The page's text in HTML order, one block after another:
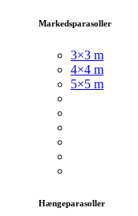
Markedsparasoller
3×3 m
4×4 m
5×5 m
Hængeparasoller